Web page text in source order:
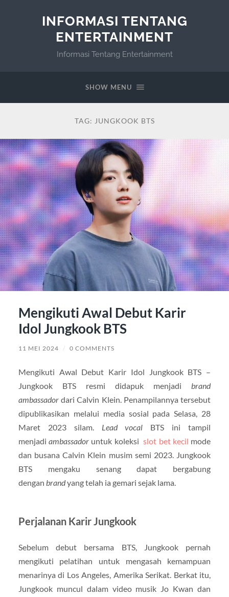
INFORMASI TENTANG
ENTERTAINMENT
Informasi Tentang Entertainment
SHOW MENU
TAG: JUNGKOOK BTS
Mengikuti Awal Debut Karir
Idol Jungkook BTS
11 MEI 2024 / 0 COMMENTS
Mengikuti Awal Debut Karir Idol Jungkook BTS –
Jungkook BTS resmi didapuk menjadibrand
ambassadordari Calvin Klein. Penampilannya tersebut
dipublikasikan melalui media sosial pada Selasa, 28
Maret 2023 silam. Lead vocal BTS ini tampil
menjadiambassador untuk koleksislot bet kecil mode
dan busana Calvin Klein musim semi 2023. Jungkook
BTS mengaku senang dapat bergabung
dengan brandyang telah ia gemari sejak lama.
Perjalanan Karir Jungkook
Sebelum debut bersama BTS, Jungkook pernah
mengikuti pelatihan untuk mengasah kemampuan
menarinya di Los Angeles, Amerika Serikat. Berkat itu,
Jungkook muncul dalam video musik Jo Kwan dan